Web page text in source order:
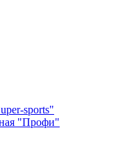
sports"
"Профи"